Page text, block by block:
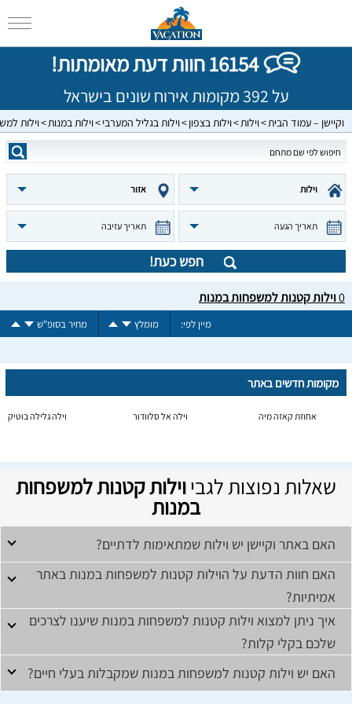
16154 חוות דעת מאומתות!
על 392 מקומות אירוח שונים בישראל
וקיישן – עמוד הבית וילות וילות בצפון וילות בגליל המערבי וילות במנות וילות
וילות אזור
תאריך הגעה תאריך עזיבה
חפש כעת!
0וילות קטנות למשפחות במנות
מיין לפי: מומלץ מחיר בסופ"ש
מקומות חדשים באתר
אחוזת קאזה מיה וילה אל סלוודור וילה גלילה בוטיק
שאלות נפוצות לגביוילות קטנות למשפחות
במנות
האם באתר וקיישן יש וילות שמתאימות לדתיים?
האם חוות הדעת על הוילות קטנות למשפחות במנות באתר
אמיתיות?
איך ניתן למצוא וילות קטנות למשפחות במנות שיענו לצרכים
שלכם בקלי קלות?
האם יש וילות קטנות למשפחות במנות שמקבלות בעלי חיים?